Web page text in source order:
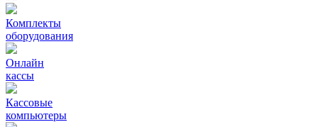
Комплекты
оборудования
Онлайн
кассы
Кассовые
компьютеры